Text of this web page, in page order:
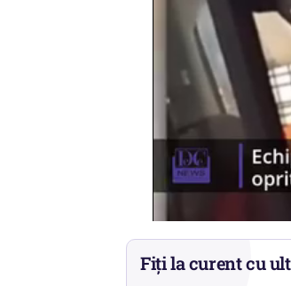
Fiți la curent cu